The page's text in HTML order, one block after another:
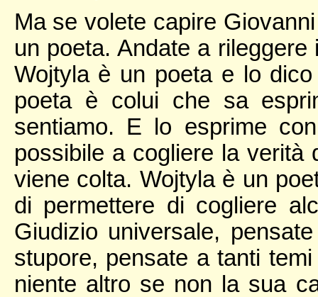
Ma se volete capire
un poeta. Andate a
Wojtyla è un poeta e lo
poeta è colui che sa
sentiamo. E lo esprime
possibile a cogliere la verità
viene colta. Wojtyla è un
di permettere di cogliere
Giudizio universale,
stupore, pensate a tanti
niente altro se non la sua